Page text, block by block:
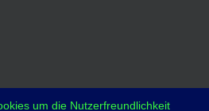
um die Nutzerfreundlichkeit